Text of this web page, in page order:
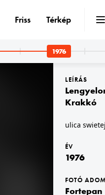
a felvétel a Cséplő Gyuri című film forgatásakor
LEÍRÁS
Krakkó
ulica
ÉV
1976
FOTÓ
Fortepan
Friss Térkép
1976